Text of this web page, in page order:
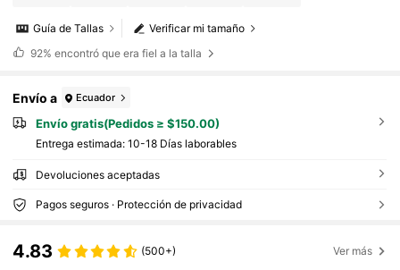
Verificar mi tamaño
Guía de Tallas
92% encontró que era fiel a la talla
Envío a Ecuador
Envío gratis(Pedidos ≥ $150.00)
Entrega estimada: 10-18 Días laborables
Devoluciones aceptadas
Pagos seguros · Protección de privacidad
4.83 (500+) Ver más